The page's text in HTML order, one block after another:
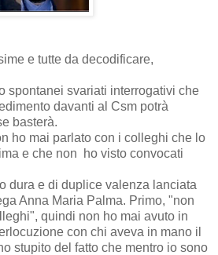
e tutte da decodificare,
spontanei svariati interrogativi che
davanti al Csm potrà
basterà.
ho mai parlato con i colleghi che lo
e che non ho visto convocati
dura e di duplice valenza lanciata
Anna Maria Palma. Primo, "non
quindi non ho mai avuto in
con chi aveva in mano il
stupito del fatto che mentro io sono